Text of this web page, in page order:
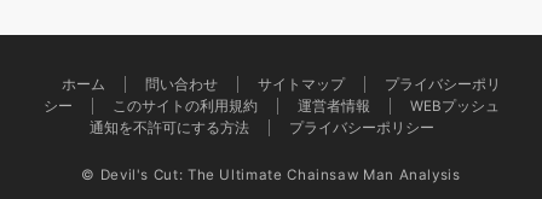
ホーム 問い合わせ サイトマップ
プライバシーポリ
シー
このサイトの利用規約 運営者情報
WEBプッシュ
通知を不許可にする方法
プライバシーポリシー
© Devil's Cut: The Ultimate Chainsaw Man Analysis